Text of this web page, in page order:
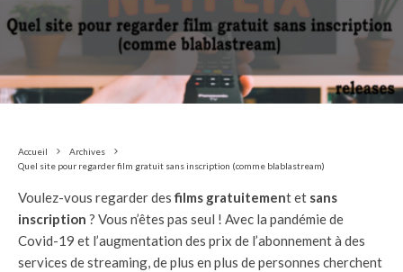
Accueil
Archives
Quel site pour regarder film gratuit sans inscription (comme blablastream)
Voulez-vous regarder desfilms gratuitement et sans
inscription ? Vous n’êtes pas seul ! Avec la pandémie de
Covid-19 et l’augmentation des prix de l’abonnement à des
services de streaming, de plus en plus de personnes cherchent